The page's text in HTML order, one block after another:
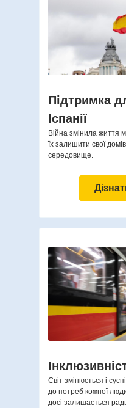
Підтримка
Іспанії
Війна змінила життя
їх залишити свої
середовище.
Світ змінюється і
до потреб кожної
досі залишається